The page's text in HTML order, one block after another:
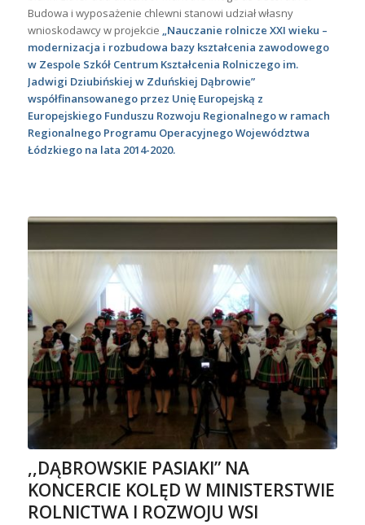
Budowa i wyposażenie chlewni stanowi udział własny
wnioskodawcy w projekcie „Nauczanie rolnicze XXI wieku –
modernizacja i rozbudowa bazy kształcenia zawodowego
w Zespole Szkół Centrum Kształcenia Rolniczego im.
Jadwigi Dziubińskiej w Zduńskiej Dąbrowie”
współfinansowanego przez Unię Europejską z
Europejskiego Funduszu Rozwoju Regionalnego w ramach
Regionalnego Programu Operacyjnego Województwa
Łódzkiego na lata 2014-2020.
,,DĄBROWSKIE PASIAKI” NA
KONCERCIE KOLĘD W MINISTERSTWIE
ROLNICTWA I ROZWOJU WSI